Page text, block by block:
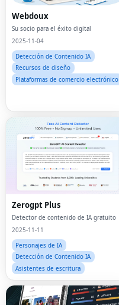
Webdoux
Su socio para el éxito digital
2025-11-04
Detección de Contenido IA
Recursos de diseño
Plataformas de comercio electrónico
Zerogpt Plus
Detector de contenido de IA gratuito
2025-11-11
Personajes de IA
Detección de Contenido IA
Asistentes de escritura